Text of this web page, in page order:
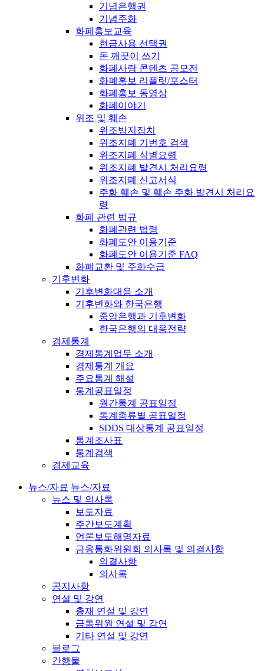
기념은행권
기념주화
화폐홍보교육
현금사용 선택권
돈 깨끗이 쓰기
화폐사랑 콘텐츠 공모전
화폐홍보 리플릿/포스터
화폐홍보 동영상
화폐이야기
위조 및 훼손
위조방지장치
위조지폐 기번호 검색
위조지폐 식별요령
위조지폐 발견시 처리요령
위조지폐 신고서식
주화 훼손 및 훼손 주화 발견시 처리요
령
화폐 관련 법규
화폐관련 법령
화폐도안 이용기준
화폐도안 이용기준 FAQ
화폐교환 및 주화수급
기후변화
기후변화대응 소개
기후변화와 한국은행
중앙은행과 기후변화
한국은행의 대응전략
경제통계
경제통계업무 소개
경제통계 개요
주요통계 해설
통계공표일정
월간통계 공표일정
통계종류별 공표일정
SDDS 대상통계 공표일정
통계조사표
통계검색
경제교육
뉴스/자료 뉴스/자료
뉴스 및 의사록
보도자료
주간보도계획
언론보도해명자료
금융통화위원회 의사록 및 의결사항
의결사항
의사록
공지사항
연설 및 강연
총재 연설 및 강연
금통위원 연설 및 강연
기타 연설 및 강연
블로그
간행물